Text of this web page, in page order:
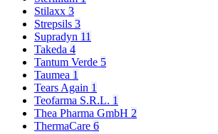
Stilaxx 3
Strepsils 3
Supradyn 11
Takeda 4
Tantum Verde 5
Taumea 1
Tears Again 1
Teofarma S.R.L. 1
Thea Pharma GmbH 2
ThermaCare 6